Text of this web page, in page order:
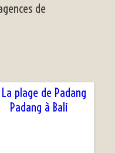
de